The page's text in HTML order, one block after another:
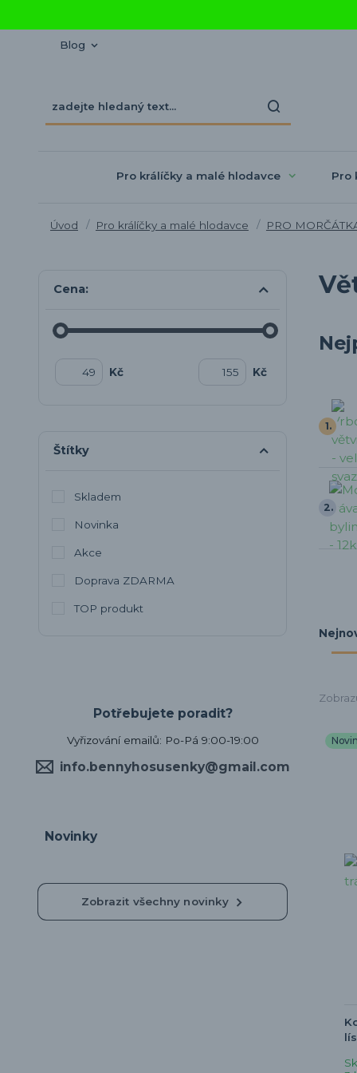
Blog
Pro králíčky a malé hlodavce Pro
Úvod Pro králíčky a malé hlodavce PRO
1.
2.
Cena:
Kč Kč
Štítky
Skladem
Novinka
Akce
Doprava ZDARMA
TOP produkt
Potřebujete poradit?
Vyřizování emailů: Po-Pá 9:00-19:00
info.bennyhosusenky@gmail.com
Novinky
Zobrazit všechny novinky